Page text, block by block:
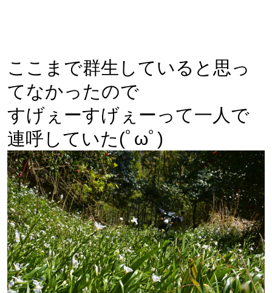
ここまで群生していると思っ
てなかったので
すげぇーすげぇーって一人で
連呼していた(ﾟωﾟ)